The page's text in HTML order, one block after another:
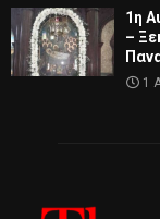
1η
–
1